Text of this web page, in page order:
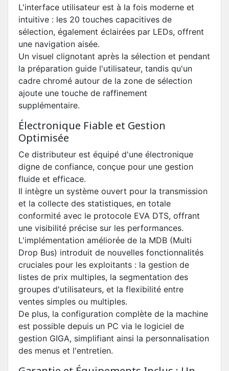
L'interface utilisateur est à la fois moderne et
intuitive : les 20 touches capacitives de
sélection, également éclairées par LEDs, offrent
une navigation aisée.
Un visuel clignotant après la sélection et pendant
la préparation guide l'utilisateur, tandis qu'un
cadre chromé autour de la zone de sélection
ajoute une touche de raffinement
supplémentaire.
Électronique Fiable et Gestion
Optimisée
Ce distributeur est équipé d'une électronique
digne de confiance, conçue pour une gestion
fluide et efficace.
Il intègre un système ouvert pour la transmission
et la collecte des statistiques, en totale
conformité avec le protocole EVA DTS, offrant
une visibilité précise sur les performances.
L'implémentation améliorée de la MDB (Multi
Drop Bus) introduit de nouvelles fonctionnalités
cruciales pour les exploitants : la gestion de
listes de prix multiples, la segmentation des
groupes d'utilisateurs, et la flexibilité entre
ventes simples ou multiples.
De plus, la configuration complète de la machine
est possible depuis un PC via le logiciel de
gestion GIGA, simplifiant ainsi la personnalisation
des menus et l'entretien.